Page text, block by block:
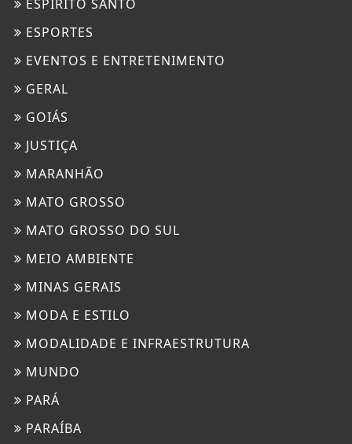
ESPÍRITO SANTO
ESPORTES
EVENTOS E ENTRETENIMENTO
GERAL
GOIÁS
JUSTIÇA
MARANHÃO
MATO GROSSO
MATO GROSSO DO SUL
MEIO AMBIENTE
MINAS GERAIS
MODA E ESTILO
MODALIDADE E INFRAESTRUTURA
MUNDO
PARÁ
PARAÍBA